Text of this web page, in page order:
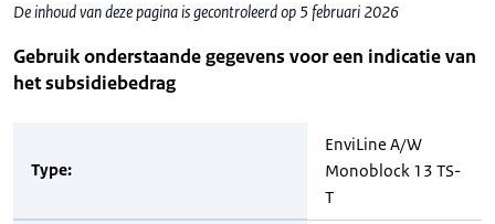
De inhoud van deze pagina is gecontroleerd op 5 februari 2026
Gebruik onderstaande gegevens voor een indicatie van
het subsidiebedrag
Type:
EnviLine A/W
Monoblock 13 TS-
T